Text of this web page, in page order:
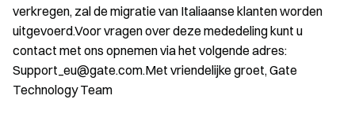
verkregen, zal de migratie van Italiaanse klanten worden
uitgevoerd.Voor vragen over deze mededeling kunt u
contact met ons opnemen via het volgende adres:
Support_eu@gate.com.Met vriendelijke groet, Gate
Technology Team